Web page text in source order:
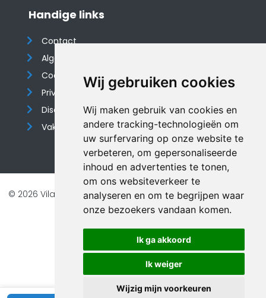
Wij gebruiken cookies
Wij maken gebruik van cookies en
andere tracking-technologieën om
uw surfervaring op onze website te
verbeteren, om gepersonaliseerde
inhoud en advertenties te tonen,
om ons websiteverkeer te
analyseren en om te begrijpen waar
onze bezoekers vandaan komen.
Ik ga akkoord
Ik weiger
Wijzig mijn voorkeuren
Handige links
Contact
Algemene voorwaarden
Cookieverklaring
Privacyverklaring
Disclaimer
Vakantiehuis website
© 2026 Vilando Vakantiehuizen |Website door FalcoTravel
Veilig online betalen met